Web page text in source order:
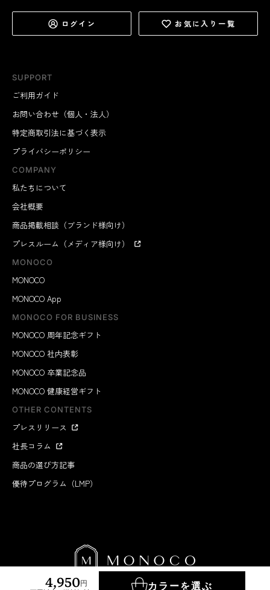
4,950円 カラーを選ぶ
SUPPORT
ご利用ガイド
お問い合わせ（個人・法人）
特定商取引法に基づく表示
プライバシーポリシー
COMPANY
私たちについて
会社概要
商品掲載相談（ブランド様向け）
プレスルーム（メディア様向け）
MONOCO
MONOCO
MONOCO App
MONOCO FOR BUSINESS
MONOCO 周年記念ギフト
MONOCO 社内表彰
MONOCO 卒業記念品
MONOCO 健康経営ギフト
OTHER CONTENTS
プレスリリース
社長コラム
商品の選び方記事
優待プログラム（LMP）
ログイン お気に入り一覧